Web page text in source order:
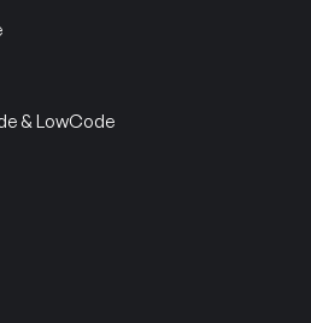
& LowCode